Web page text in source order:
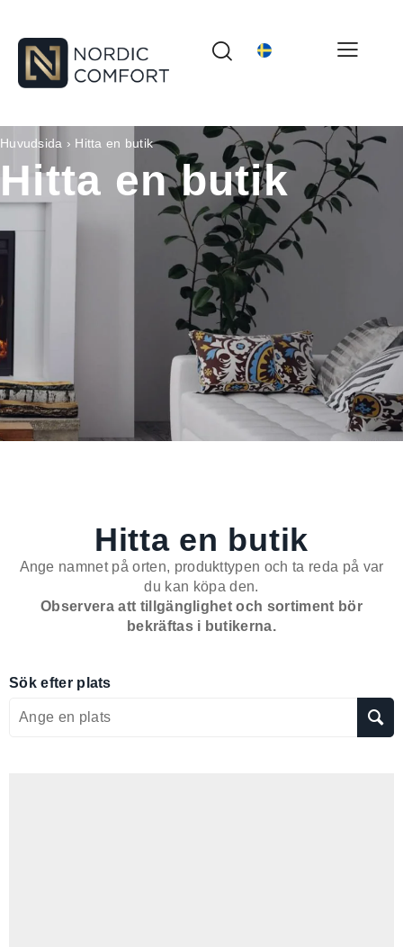
Huvudsida › Hitta en butik
Hitta en butik
Hitta en butik
Ange namnet på orten, produkttypen och ta reda på var
du kan köpa den.
Observera att tillgänglighet och sortiment bör
bekräftas i butikerna.
Sök efter plats